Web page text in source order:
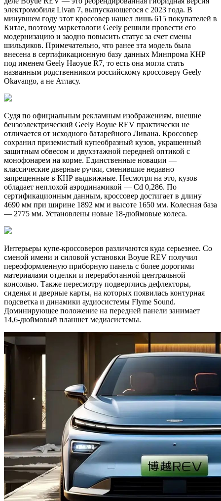
электромобиля Livan 7, выпускающегося с 2023 года. В
минувшем году этот кроссовер нашел лишь 615 покупателей в
Китае, поэтому маркетологи Geely решили провести его
модернизацию и заодно повысить статус за счет смены
шильдиков. Примечательно, что ранее эта модель была
внесена в сертификационную базу данных Минпрома КНР
под именем Geely Haoyue R7, то есть она могла стать
названным родственником российскому кроссоверу Geely
Okavango, а не Атласу.
Судя по официальным рекламным изображениям, внешне
бензоэлектрический Geely Boyue REV практически не
отличается от исходного батарейного Ливана. Кроссовер
сохранил приземистый купеобразный кузов, украшенный
защитным обвесом и двухэтажной передней оптикой с
монофонарем на корме. Единственные новации —
классические дверные ручки, сменившие недавно
запрещенные в КНР выдвижные. Несмотря на это, кузов
обладает неплохой аэродинамикой — Cd 0,286. По
сертификационным данным, кроссовер достигает в длину
4690 мм при ширине 1892 мм и высоте 1650 мм. Колесная база
— 2775 мм. Установлены новые 18‑дюймовые колеса.
Интерьеры купе‑кроссоверов различаются куда серьезнее. Со
сменой имени и силовой установки Boyue REV получил
переоформленную приборную панель с более дорогими
материалами отделки и переработанной центральной
консолью. Также пересмотру подверглись дефлекторы,
сиденья и дверные карты, на которых появилась контурная
подсветка и динамики аудиосистемы Flyme Sound.
Доминирующее положение на передней панели занимает
14,6‑дюймовый планшет медиасистемы.